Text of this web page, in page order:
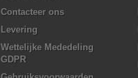
Contacteer ons
Levering
Wettelijke Mededeling
GDPR